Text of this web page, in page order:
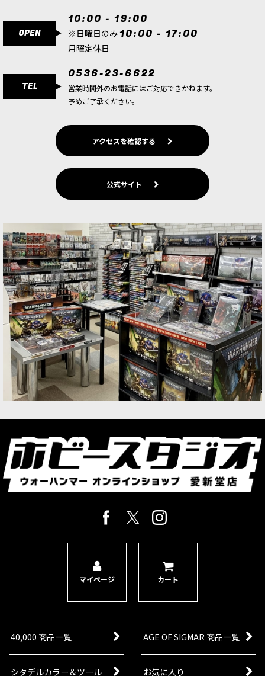
OPEN
10:00 - 19:00
※日曜日のみ 10:00 - 17:00
月曜定休日
TEL
0536-23-6622
営業時間外のお電話にはご対応できかねます。
予めご了承ください。
アクセスを確認する
公式サイト
マイページ カート
40,000 商品一覧 AGE OF SIGMAR 商品一覧
シタデルカラー＆ツール お気に入り